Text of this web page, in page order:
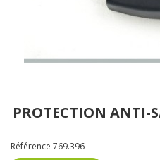
PROTECTION ANTI-
Référence 769.396